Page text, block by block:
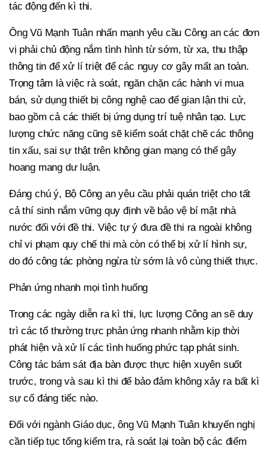
tác động đến kì thi.
Ông Vũ Mạnh Tuân nhấn mạnh yêu cầu Công an các đơn
vị phải chủ động nắm tình hình từ sớm, từ xa, thu thập
thông tin để xử lí triệt để các nguy cơ gây mất an toàn.
Trọng tâm là việc rà soát, ngăn chặn các hành vi mua
bán, sử dụng thiết bị công nghệ cao để gian lận thi cử,
bao gồm cả các thiết bị ứng dụng trí tuệ nhân tạo. Lực
lượng chức năng cũng sẽ kiểm soát chặt chẽ các thông
tin xấu, sai sự thật trên không gian mạng có thể gây
hoang mang dư luận.
Đáng chú ý, Bộ Công an yêu cầu phải quán triệt cho tất
cả thí sinh nắm vững quy định về bảo vệ bí mật nhà
nước đối với đề thi. Việc tự ý đưa đề thi ra ngoài không
chỉ vi phạm quy chế thi mà còn có thể bị xử lí hình sự,
do đó công tác phòng ngừa từ sớm là vô cùng thiết thực.
Phản ứng nhanh mọi tình huống
Trong các ngày diễn ra kì thi, lực lượng Công an sẽ duy
trì các tổ thường trực phản ứng nhanh nhằm kịp thời
phát hiện và xử lí các tình huống phức tạp phát sinh.
Công tác bám sát địa bàn được thực hiện xuyên suốt
trước, trong và sau kì thi để bảo đảm không xảy ra bất kì
sự cố đáng tiếc nào.
Đối với ngành Giáo dục, ông Vũ Mạnh Tuân khuyến nghị
cần tiếp tục tổng kiểm tra, rà soát lại toàn bộ các điểm